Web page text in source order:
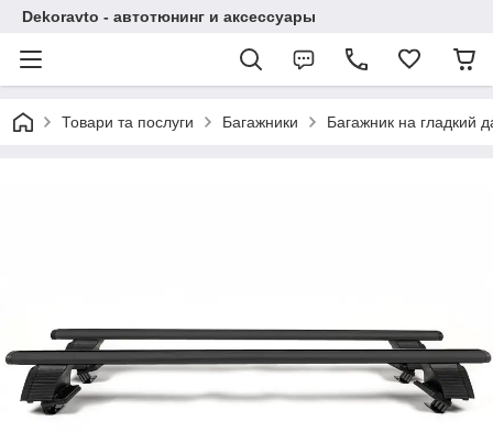
Dekoravto - автотюнинг и аксессуары
Товари та послуги Багажники Багажник на гладкий